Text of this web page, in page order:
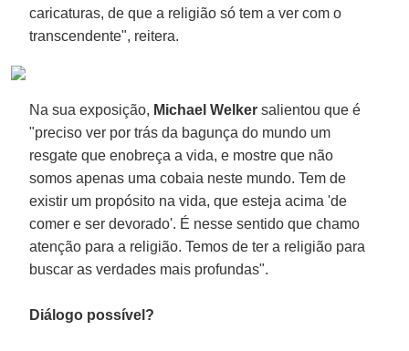
caricaturas, de que a religião só tem a ver com o
transcendente", reitera.
Na sua exposição, Michael Welker salientou que é
"preciso ver por trás da bagunça do mundo um
resgate que enobreça a vida, e mostre que não
somos apenas uma cobaia neste mundo. Tem de
existir um propósito na vida, que esteja acima 'de
comer e ser devorado'. É nesse sentido que chamo
atenção para a religião. Temos de ter a religião para
buscar as verdades mais profundas".
Diálogo possível?